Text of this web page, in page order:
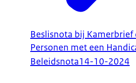
Beslisnota bij
Personen met een
Beleidsnota14-10-2024